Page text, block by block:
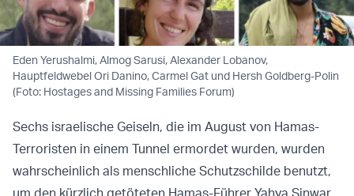
Eden Yerushalmi, Almog Sarusi, Alexander Lobanov,
Hauptfeldwebel Ori Danino, Carmel Gat und Hersh Goldberg-Polin
(Foto: Hostages and Missing Families Forum)
Sechs israelische Geiseln, die im August von Hamas-
Terroristen in einem Tunnel ermordet wurden, wurden
wahrscheinlich als menschliche Schutzschilde benutzt,